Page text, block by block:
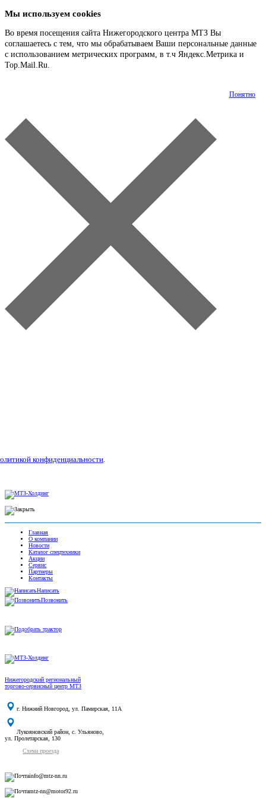
Мы используем cookies
Во время посещения сайта Нижегородского центра МТЗ Вы
соглашаетесь с тем, что мы обрабатываем Ваши персональные данные
с использованием метрических программ, в т.ч Яндекс.Метрика и
Top.Mail.Ru.
Понятно
конфиденциальности.
Главная
О компании
Новости
Каталог спецтехники
Акции
Сервис
Партнеры
Контакты
Написать
Позвонить
Нижегородский региональный
торгово-сервисный центр МТЗ
г. Нижний Новгород, ул. Памирская, 11А
Лукояновский район, с. Ульяново,
ул. Пролетарская, 130
Схема проезда
info@mtz-nn.ru
mtz-nn@motor92.ru